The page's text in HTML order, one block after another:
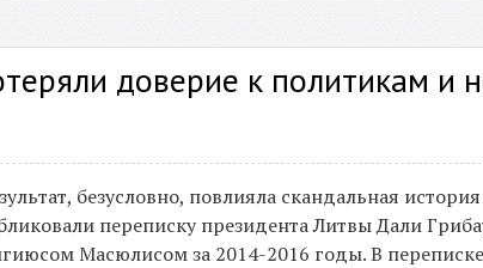
доверие к политикам и
безусловно, повлияла скандальная
переписку президента Литвы Дали
Масюлисом за 2014-2016 годы. В